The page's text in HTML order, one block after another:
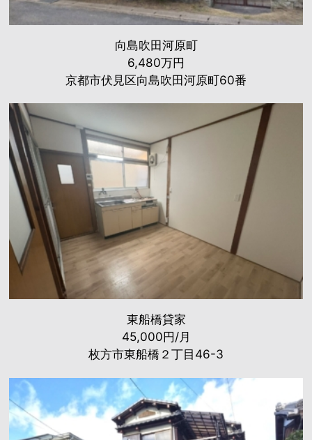
向島吹田河原町
6,480万円
京都市伏見区向島吹田河原町60番
東船橋貸家
45,000円/月
枚方市東船橋２丁目46-3